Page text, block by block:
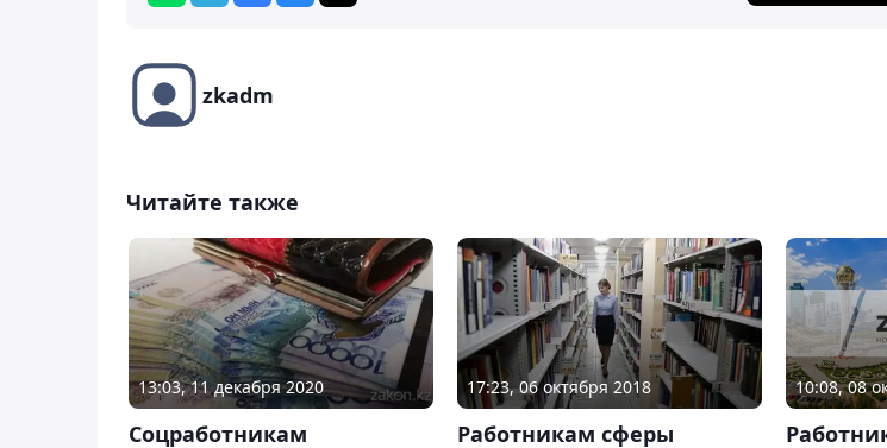
zkadm
Читайте также
13:03, 11 декабря 2020
Соцработникам
17:23, 06 октября 2018
Работникам сферы
10:08, 08